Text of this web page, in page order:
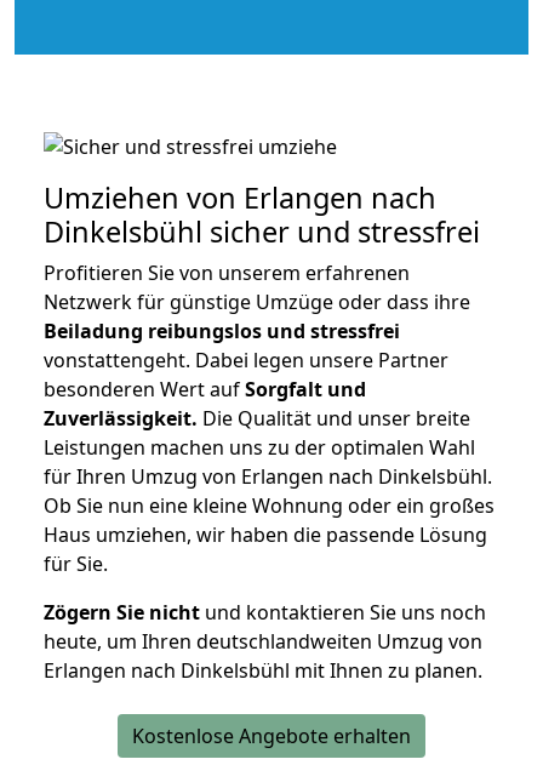
Umziehen von Erlangen nach
Dinkelsbühl sicher und stressfrei
Profitieren Sie von unserem erfahrenen
Netzwerk für günstige Umzüge oder dass ihre
Beiladung reibungslos und stressfrei
vonstattengeht. Dabei legen unsere Partner
besonderen Wert aufSorgfalt und
Zuverlässigkeit. Die Qualität und unser breite
Leistungen machen uns zu der optimalen Wahl
für Ihren Umzug von Erlangen nach Dinkelsbühl.
Ob Sie nun eine kleine Wohnung oder ein großes
Haus umziehen, wir haben die passende Lösung
für Sie.
Zögern Sie nicht und kontaktieren Sie uns noch
heute, um Ihren deutschlandweiten Umzug von
Erlangen nach Dinkelsbühl mit Ihnen zu planen.
Kostenlose Angebote erhalten